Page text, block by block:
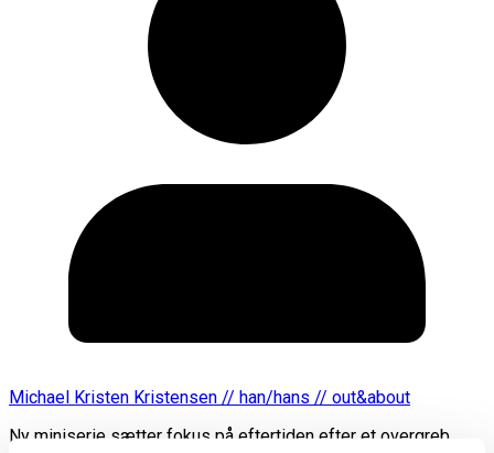
Michael Kristen Kristensen // han/hans // out&about
Ny miniserie sætter fokus på eftertiden efter et overgreb.